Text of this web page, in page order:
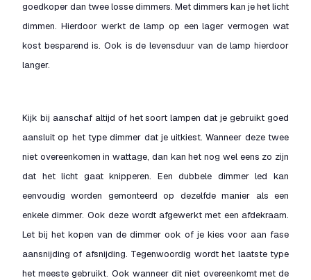
goedkoper dan twee losse dimmers. Met dimmers kan je het licht
dimmen. Hierdoor werkt de lamp op een lager vermogen wat
kost besparend is. Ook is de levensduur van de lamp hierdoor
langer.
Kijk bij aanschaf altijd of het soort lampen dat je gebruikt goed
aansluit op het type dimmer dat je uitkiest. Wanneer deze twee
niet overeenkomen in wattage, dan kan het nog wel eens zo zijn
dat het licht gaat knipperen. Een dubbele dimmer led kan
eenvoudig worden gemonteerd op dezelfde manier als een
enkele dimmer. Ook deze wordt afgewerkt met een afdekraam.
Let bij het kopen van de dimmer ook of je kies voor aan fase
aansnijding of afsnijding. Tegenwoordig wordt het laatste type
het meeste gebruikt. Ook wanneer dit niet overeenkomt met de